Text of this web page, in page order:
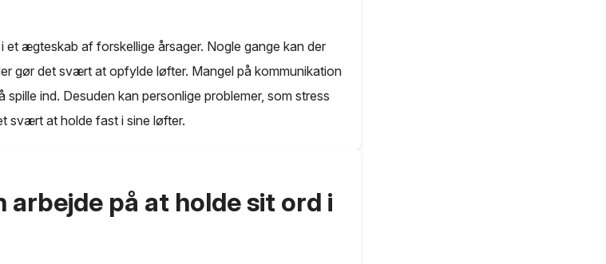
ægteskab af forskellige årsager. Nogle gange kan der
gør det svært at opfylde løfter. Mangel på kommunikation
ind. Desuden kan personlige problemer, som stress
svært at holde fast i sine løfter.
arbejde på at holde sit ord i